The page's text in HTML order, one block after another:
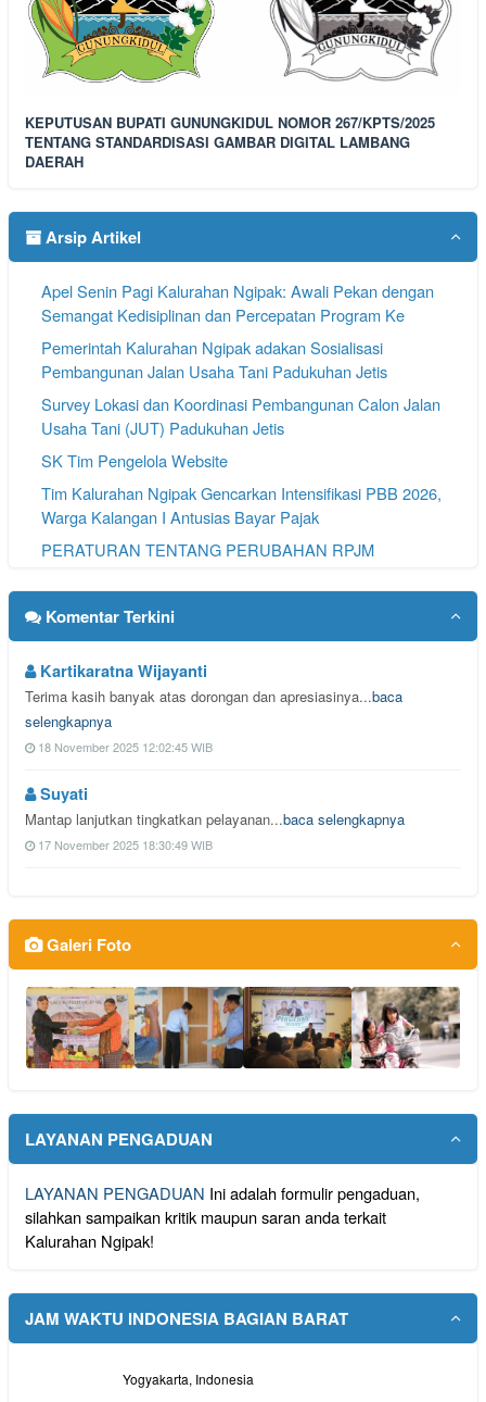
KEPUTUSAN BUPATI GUNUNGKIDUL NOMOR 267/KPTS/2025
TENTANG STANDARDISASI GAMBAR DIGITAL LAMBANG
DAERAH
Arsip Artikel
Apel Senin Pagi Kalurahan Ngipak: Awali Pekan dengan
Semangat Kedisiplinan dan Percepatan Program Ke
Pemerintah Kalurahan Ngipak adakan Sosialisasi
Pembangunan Jalan Usaha Tani Padukuhan Jetis
Survey Lokasi dan Koordinasi Pembangunan Calon Jalan
Usaha Tani (JUT) Padukuhan Jetis
SK Tim Pengelola Website
Tim Kalurahan Ngipak Gencarkan Intensifikasi PBB 2026,
Warga Kalangan I Antusias Bayar Pajak
PERATURAN TENTANG PERUBAHAN RPJM
Tingkatkan Kewaspadaan Terhadap Risiko Kebakaran di
Musim Kemarau
Komentar Terkini
Kartikaratna Wijayanti
Terima kasih banyak atas dorongan dan apresiasinya...baca
selengkapnya
18 November 2025 12:02:45 WIB
Suyati
Mantap lanjutkan tingkatkan pelayanan...baca selengkapnya
17 November 2025 18:30:49 WIB
Galeri Foto
LAYANAN PENGADUAN
LAYANAN PENGADUAN Ini adalah formulir pengaduan,
silahkan sampaikan kritik maupun saran anda terkait
Kalurahan Ngipak!
JAM WAKTU INDONESIA BAGIAN BARAT